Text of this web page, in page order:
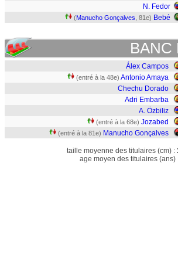
N. Fedor
(Manucho Gonçalves , 81e) Bebé
BANC
Álex Campos
(entré à la 48e) Antonio Amaya
Chechu Dorado
Adri Embarba
A. Özbiliz
(entré à la 68e) Jozabed
(entré à la 81e) Manucho Gonçalves
taille moyenne des titulaires (cm) :
age moyen des titulaires (ans)